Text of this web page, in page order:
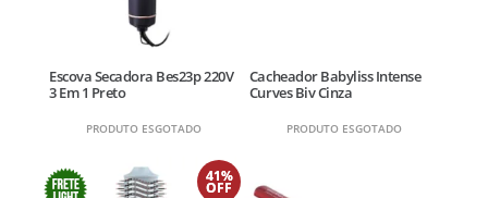
Escova Secadora Bes23p 220V
3 Em 1 Preto
PRODUTO ESGOTADO
Cacheador Babyliss Intense
Curves Biv Cinza
PRODUTO ESGOTADO
41%
OFF